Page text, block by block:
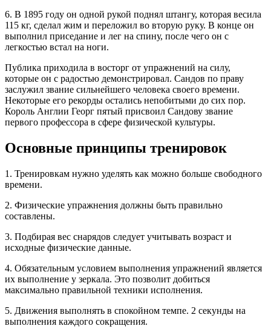
6. В 1895 году он одной рукой поднял штангу, которая весила
115 кг, сделал жим и переложил во вторую руку. В конце он
выполнил приседание и лег на спину, после чего он с
легкостью встал на ноги.
Публика приходила в восторг от упражнений на силу,
которые он с радостью демонстрировал. Сандов по праву
заслужил звание сильнейшего человека своего времени.
Некоторые его рекорды остались непобитыми до сих пор.
Король Англии Георг пятый присвоил Сандову звание
первого профессора в сфере физической культуры.
Основные принципы тренировок
1. Тренировкам нужно уделять как можно больше свободного
времени.
2. Физические упражнения должны быть правильно
составлены.
3. Подбирая вес снарядов следует учитывать возраст и
исходные физические данные.
4. Обязательным условием выполнения упражнений является
их выполнение у зеркала. Это позволит добиться
максимально правильной техники исполнения.
5. Движения выполнять в спокойном темпе. 2 секунды на
выполнения каждого сокращения.